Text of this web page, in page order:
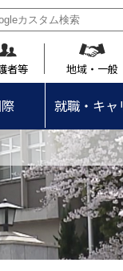
者等 地域・一般
就職・キャ